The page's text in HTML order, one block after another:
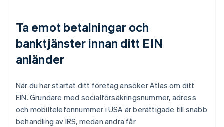
Ta emot betalningar och
banktjänster innan ditt EIN
anländer
När du har startat ditt företag ansöker Atlas om ditt
EIN. Grundare med socialförsäkringsnummer, adress
och mobiltelefonnummer i USA är berättigade till snabb
behandling av IRS, medan andra får